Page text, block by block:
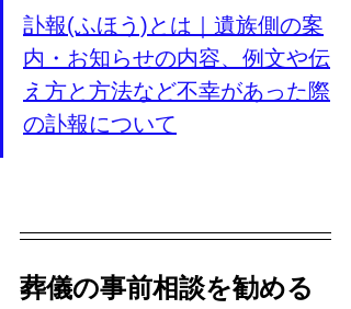
訃報(ふほう)とは｜遺族側の案
内・お知らせの内容、例文や伝
え方と方法など不幸があった際
の訃報について
葬儀の事前相談を勧める